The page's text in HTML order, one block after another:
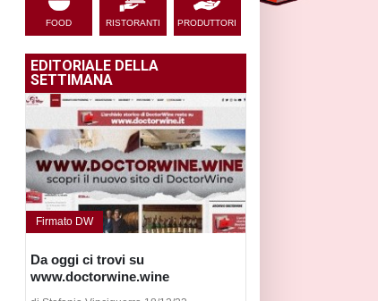
FOOD RISTORANTI PRODUTTORI
EDITORIALE DELLA
SETTIMANA
Firmato DW
Da oggi ci trovi su
www.doctorwine.wine